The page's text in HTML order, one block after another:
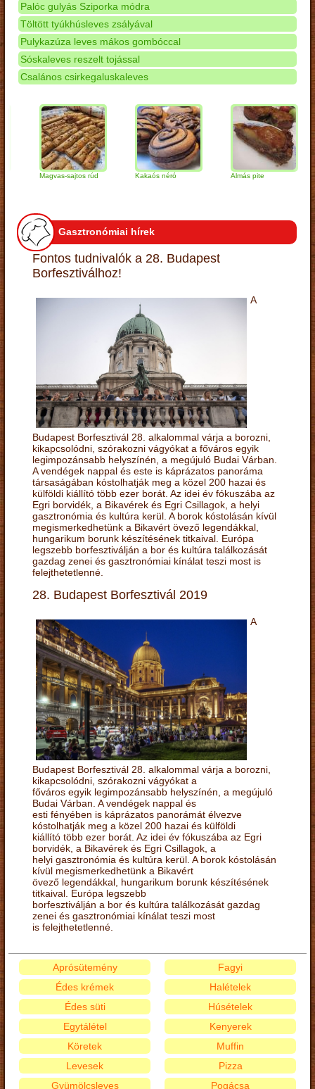
Palóc gulyás Sziporka módra
Töltött tyúkhúsleves zsályával
Pulykazúza leves mákos gombóccal
Sóskaleves reszelt tojással
Csalános csirkegaluskaleves
Magvas-sajtos rúd Kakaós néró Almás pite
Gasztronómiai hírek
Fontos tudnivalók a 28. Budapest
Borfesztiválhoz!
A
Budapest Borfesztivál 28. alkalommal várja a borozni,
kikapcsolódni, szórakozni vágyókat a főváros egyik
legimpozánsabb helyszínén, a megújuló Budai Várban.
A vendégek nappal és este is káprázatos panoráma
társaságában kóstolhatják meg a közel 200 hazai és
külföldi kiállító több ezer borát. Az idei év fókuszába az
Egri borvidék, a Bikavérek és Egri Csillagok, a helyi
gasztronómia és kultúra kerül. A borok kóstolásán kívül
megismerkedhetünk a Bikavért övező legendákkal,
hungarikum borunk készítésének titkaival. Európa
legszebb borfesztiválján a bor és kultúra találkozását
gazdag zenei és gasztronómiai kínálat teszi most is
felejthetetlenné.
28. Budapest Borfesztivál 2019
A
Budapest Borfesztivál 28. alkalommal várja a borozni,
kikapcsolódni, szórakozni vágyókat a
főváros egyik legimpozánsabb helyszínén, a megújuló
Budai Várban. A vendégek nappal és
esti fényében is káprázatos panorámát élvezve
kóstolhatják meg a közel 200 hazai és külföldi
kiállító több ezer borát. Az idei év fókuszába az Egri
borvidék, a Bikavérek és Egri Csillagok, a
helyi gasztronómia és kultúra kerül. A borok kóstolásán
kívül megismerkedhetünk a Bikavért
övező legendákkal, hungarikum borunk készítésének
titkaival. Európa legszebb
borfesztiválján a bor és kultúra találkozását gazdag
zenei és gasztronómiai kínálat teszi most
is felejthetetlenné.
Aprósütemény
Édes krémek
Édes süti
Egytálétel
Fagyi
Halételek
Húsételek
Kenyerek
Köretek
Levesek
Gyümölcsleves
Muffin
Pizza
Pogácsa